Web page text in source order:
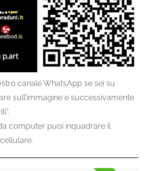
canale WhatsApp se sei su
sull’immagine e successivamente
computer puoi inquadrare il